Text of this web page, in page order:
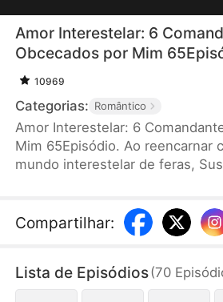
Amor Interestelar: 6
Obcecados por Mim
10969
Categorias: Romântico
Amor Interestelar: 6
Mim 65Episódio. Ao reencarnar
mundo interestelar de feras,
desprezam. Ela só quer juntar
Prateado perde a cabeça, o
agarrado nela, o Polvo se rende
não a larga. Os seis que a
Compartilhar:
Lista de Episódios(70